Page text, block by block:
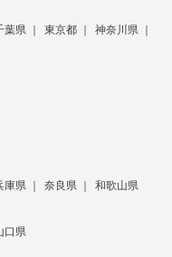
葉県 東京都
神奈川県
庫県 奈良県 和歌山県
口県